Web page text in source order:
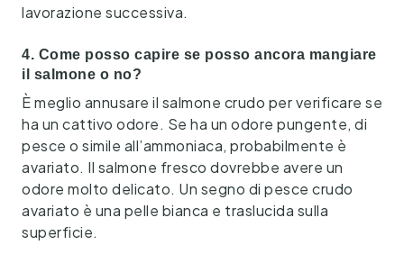
lavorazione successiva.
4. Come posso capire se posso ancora mangiare
il salmone o no?
È meglio annusare il salmone crudo per verificare se
ha un cattivo odore. Se ha un odore pungente, di
pesce o simile all’ammoniaca, probabilmente è
avariato. Il salmone fresco dovrebbe avere un
odore molto delicato. Un segno di pesce crudo
avariato è una pelle bianca e traslucida sulla
superficie.